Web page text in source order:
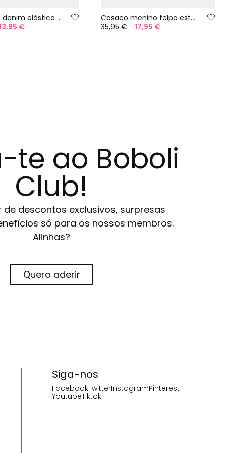
Bermudas denim elástico azul
€
Casaco menino felpo estampado
35,95 €
17,95 €
te ao Boboli
Club!
descontos exclusivos, surpresas
só para os nossos membros.
Alinhas?
Quero aderir
Siga-nos
FacebookTwitterInstagramPinterest
YoutubeTiktok